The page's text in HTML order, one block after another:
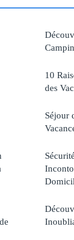
10
des
Séjour